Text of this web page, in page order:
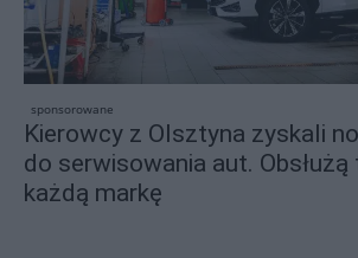
sponsorowane
Kierowcy z Olsztyna zyskali
do serwisowania aut.
każdą markę